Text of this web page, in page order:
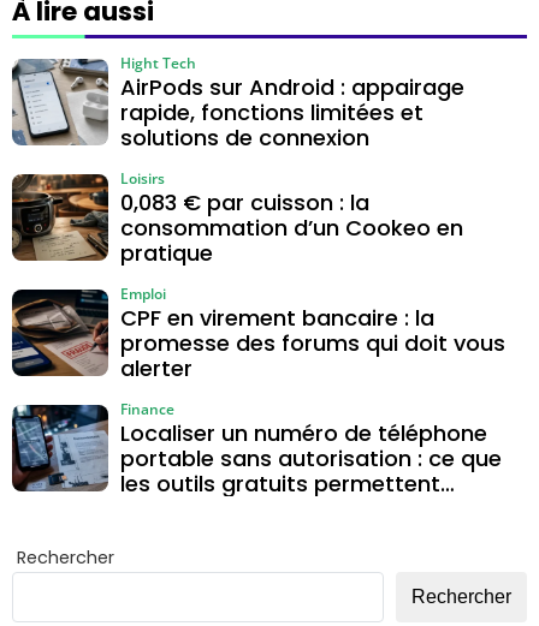
recours pour
dossier
À lire aussi
AirPods sur Android : appairage
rapide, fonctions limitées et
solutions de connexion
Hight Tech
0,083 € par cuisson : la
consommation d’un Cookeo en
pratique
Loisirs
CPF en virement bancaire : la
promesse des forums qui doit vous
alerter
Emploi
Localiser un numéro de téléphone
portable sans autorisation : ce que
les outils gratuits permettent
Finance
Rechercher
Rechercher